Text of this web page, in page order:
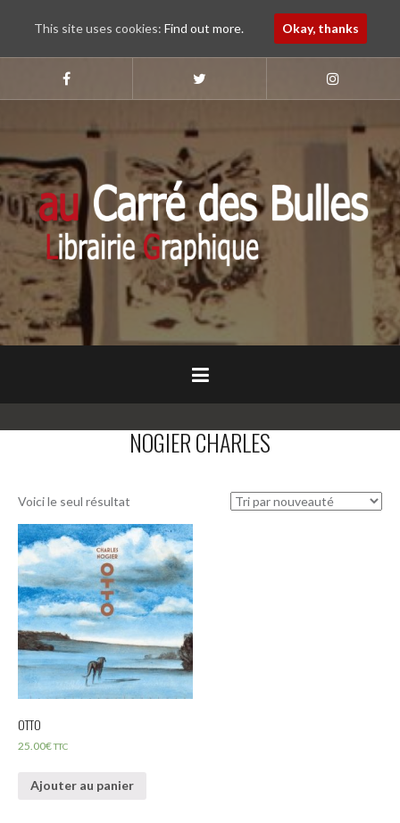
nous
Faebook
nous
nous
Instagram
NOGIER CHARLES
Voici le seul résultat
OTTO
25.00€TTC
Ajouter au panier
This site uses cookies: Find out more. Okay, thanks